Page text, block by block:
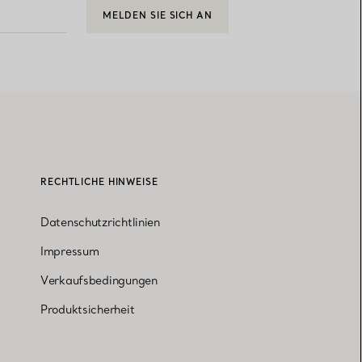
MELDEN SIE SICH AN
RECHTLICHE HINWEISE
Datenschutzrichtlinien
Impressum
Verkaufsbedingungen
Produktsicherheit